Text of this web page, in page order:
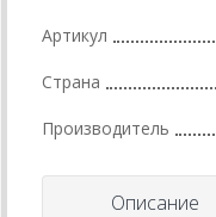
Артикул
Страна
Производитель
Описание